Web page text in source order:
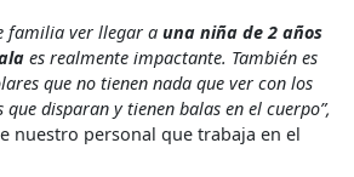
familia ver llegar a una niña de 2 años
es realmente impactante. También es
que no tienen nada que ver con los
disparan y tienen balas en el cuerpo”,
nuestro personal que trabaja en el